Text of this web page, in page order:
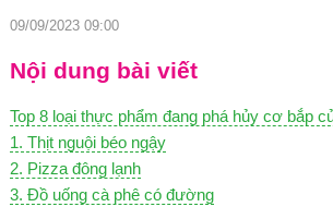
09/09/2023 09:00
Nội dung bài viết
Top 8 loại thực phẩm đang phá hủy cơ bắp
1. Thịt nguội béo ngậy
2. Pizza đông lạnh
3. Đồ uống cà phê có đường